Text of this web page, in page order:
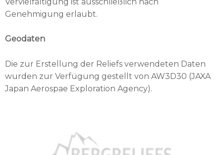
Genehmigung erlaubt.
Geodaten
Die zur Erstellung der Reliefs verwendeten Daten
wurden zur Verfügung gestellt von AW3D30 (JAXA
Japan Aerospae Exploration Agency).